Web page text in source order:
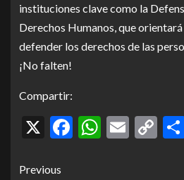
instituciones clave como la
Derechos Humanos, que
defender los derechos de las
¡No falten!
Compartir:
X Facebook
Email
Previous